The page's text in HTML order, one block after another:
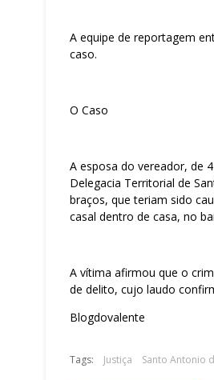
A equipe de reportagem
caso.
O Caso
A esposa do vereador, de
Delegacia Territorial de
braços, que teriam sido
casal dentro de casa, no
A vítima afirmou que o
de delito, cujo laudo
Blogdovalente
Tags: Justiça Santo Antonio